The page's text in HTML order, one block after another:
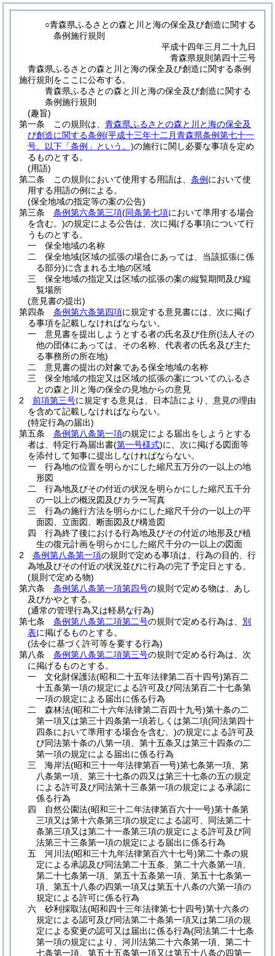
○青森県ふるさとの森と川と海の保全及び創造に関する
条例施行規則
平成十四年三月二十九日
青森県規則第四十三号
青森県ふるさとの森と川と海の保全及び創造に関する条例
施行規則をここに公布する。
青森県ふるさとの森と川と海の保全及び創造に関する
条例施行規則
(趣旨)
第一条
この規則は、 青森県ふるさとの森と川と海の保全及
び創造に関する条例(平成十三年十二月青森県条例第七十一
号。以下「条例」という。)の施行に関し必要な事項を定め
るものとする。
(用語)
第二条
この規則において使用する用語は、 条例 において使
用する用語の例による。
(保全地域の指定等の案の公告)
第三条
条例第六条第三項(同条第七項において準用する場合
を含む。)の規定による公告は、次に掲げる事項について行
うものとする。
一
保全地域の名称
二
保全地域(区域の拡張の場合にあっては、当該拡張に係
る部分)に含まれる土地の区域
三
保全地域の指定又は区域の拡張の案の縦覧期間及び縦
覧場所
(意見書の提出)
第四条
条例第六条第四項に規定する意見書には、次に掲げ
る事項を記載しなければならない。
一
意見書を提出しようとする者の氏名及び住所(法人その
他の団体にあっては、その名称、代表者の氏名及び主た
る事務所の所在地)
二
意見書の提出の対象である保全地域の名称
三
保全地域の指定又は区域の拡張の案についてのふるさ
との森と川と海の保全の見地からの意見
2
前項第三号に規定する意見は、日本語により、意見の理由
を含めて記載しなければならない。
(特定行為の届出)
第五条
条例第八条第一項の規定による届出をしようとする
者は、特定行為届出書(第一号様式)に、次に掲げる図面等
を添付して知事に提出しなければならない。
一
行為地の位置を明らかにした縮尺五万分の一以上の地
形図
二
行為地及びその付近の状況を明らかにした縮尺五千分
の一以上の概況図及びカラー写真
三
行為の施行方法を明らかにした縮尺千分の一以上の平
面図、立面図、断面図及び構造図
四
行為終了後における行為地及びその付近の地形及び植
生の復元計画を明らかにした縮尺千分の一以上の図面
2
条例第八条第一項の規則で定める事項は、行為の目的、行
為地及びその付近の状況並びに行為の完了予定日とする。
(規則で定める物)
第六条
条例第八条第一項第四号の規則で定める物は、あし
及びかやとする。
(通常の管理行為又は軽易な行為)
第七条
条例第八条第二項第二号の規則で定める行為は、 別
表に掲げるものとする。
(法令に基づく許可等を要する行為)
第八条
条例第八条第二項第三号の規則で定める行為は、次
に掲げるものとする。
一
文化財保護法(昭和二十五年法律第二百十四号)第百二
十五条第一項の規定による許可及び同法第百二十七条第
一項の規定による届出に係る行為
二
森林法(昭和二十六年法律第二百四十九号)第十条の二
第一項又は第三十四条第一項若しくは第二項(同法第四十
四条において準用する場合を含む。)の規定による許可及
び同法第十条の八第一項、第十五条又は第三十四条の二
第一項の規定による届出に係る行為
三
海岸法(昭和三十一年法律第百一号)第七条第一項、第
八条第一項、第三十七条の四又は第三十七条の五の規定
による許可及び同法第十三条第一項の規定による承認に
係る行為
四
自然公園法(昭和三十二年法律第百六十一号)第十条第
三項又は第十六条第三項の規定による認可、同法第二十
条第三項又は第二十一条第三項の規定による許可及び同
法第三十三条第一項の規定による届出に係る行為
五
河川法(昭和三十九年法律第百六十七号)第二十条の規
定による承認及び同法第二十五条、第二十六条第一項、
第二十七条第一項、第五十五条第一項、第五十七条第一
項、第五十八条の四第一項又は第五十八条の六第一項の
規定による許可に係る行為
六
砂利採取法(昭和四十三年法律第七十四号)第十六条の
規定による認可及び同法第二十条第一項又は第二項の規
定による変更の認可又は届出に係る行為(同法第二十七条
第一項の規定により、河川法第二十六条第一項、第二十
七条第一項、第五十五条第一項又は第五十八条の四第一